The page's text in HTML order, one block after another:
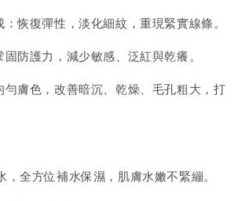
：恢復彈性，淡化細紋，重現緊實線條。
固防護力，減少敏感、泛紅與乾癢。
勻膚色，改善暗沉、乾燥、毛孔粗大，打
，全方位補水保濕，肌膚水嫩不緊繃。